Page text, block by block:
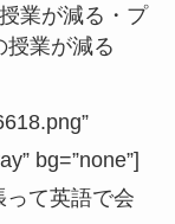
業が減る・プ
授業が減る
bg=”none”]
て英語で会